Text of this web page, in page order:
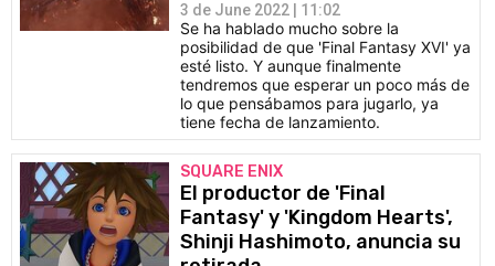
3 de June 2022 | 11:02
Se ha hablado mucho sobre la
posibilidad de que 'Final Fantasy XVI' ya
esté listo. Y aunque finalmente
tendremos que esperar un poco más de
lo que pensábamos para jugarlo, ya
tiene fecha de lanzamiento.
SQUARE ENIX
El productor de 'Final
Fantasy' y 'Kingdom Hearts',
Shinji Hashimoto, anuncia su